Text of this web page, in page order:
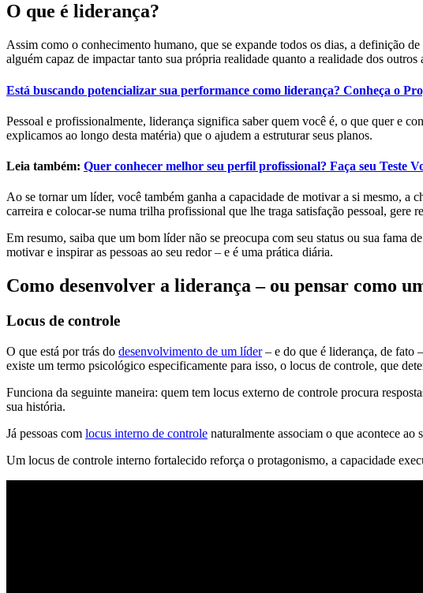
O que é liderança?
Assim como o conhecimento humano, que se expande todos os dias, a definição
alguém capaz de impactar tanto sua própria realidade quanto a realidade dos
Está buscando potencializar sua performance como liderança? Conheça o
Pessoal e profissionalmente, liderança significa saber quem você é, o que quer e
explicamos ao longo desta matéria) que o ajudem a estruturar seus planos.
Leia também: Quer conhecer melhor seu perfil profissional? Faça seu Teste
Ao se tornar um líder, você também ganha a capacidade de motivar a si mesmo, a
carreira e colocar-se numa trilha profissional que lhe traga satisfação pessoal, gere
Em resumo, saiba que um bom líder não se preocupa com seu status ou sua fama
motivar e inspirar as pessoas ao seu redor – e é uma prática diária.
Como desenvolver a liderança – ou pensar como
Locus de controle
O que está por trás do desenvolvimento de um líder– e do que é liderança, de fato
existe um termo psicológico especificamente para isso, o locus de controle, que
Funciona da seguinte maneira: quem tem locus externo de controle procura
sua história.
Já pessoas com locus interno de controle naturalmente associam o que acontece ao
Um locus de controle interno fortalecido reforça o protagonismo, a capacidade